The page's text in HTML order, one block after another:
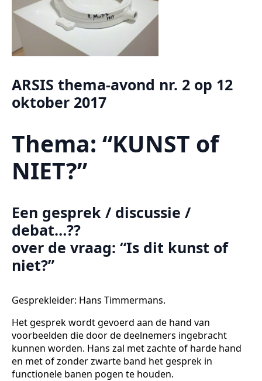
ARSIS thema-avond nr. 2 op 12
oktober 2017
Thema: “KUNST of
NIET?”
Een gesprek / discussie /
debat…??
over de vraag: “Is dit kunst of
niet?”
Gesprekleider: Hans Timmermans.
Het gesprek wordt gevoerd aan de hand van
voorbeelden die door de deelnemers ingebracht
kunnen worden. Hans zal met zachte of harde hand
en met of zonder zwarte band het gesprek in
functionele banen pogen te houden.